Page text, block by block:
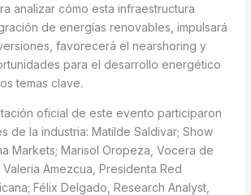
analizar cómo esta infraestructura
de energías renovables, impulsará
favorecerá el nearshoring y
para el desarrollo energético
temas clave.
oficial de este evento participaron
de la industria: Matilde Saldivar; Show
Markets; Marisol Oropeza, Vocera de
Amezcua, Presidenta Red
Félix Delgado, Research Analyst,